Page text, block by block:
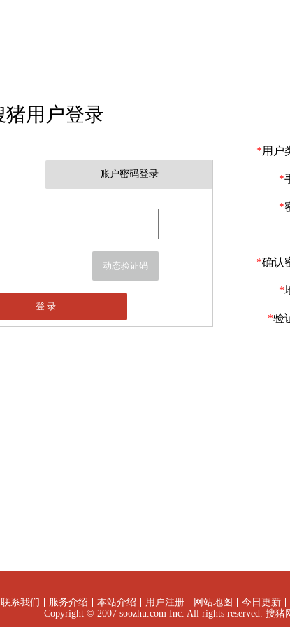
猪用户登录
账户密码登录
动态验证码
登 录
*用户
*
*
*确认
*
*验
联系我们 服务介绍 本站介绍 用户注册 网站地图 今日更新
Copyright © 2007 soozhu.com Inc. All rights reserved. 搜